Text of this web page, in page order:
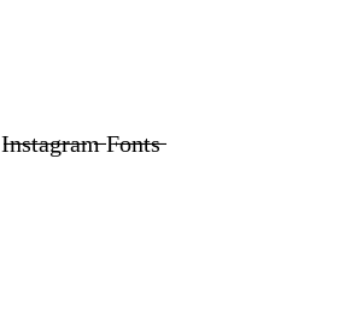
I̶n̶s̶t̶a̶g̶r̶a̶m̶ F̶o̶n̶t̶s̶